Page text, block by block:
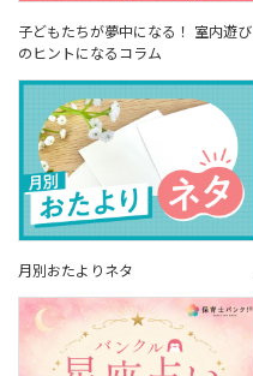
子どもたちが夢中になる！ 室内遊び
のヒントになるコラム
月別おたよりネタ